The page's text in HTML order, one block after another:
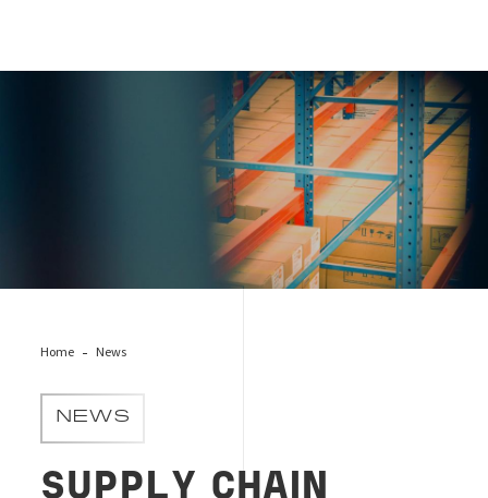
Home News
NEWS
SUPPLY CHAIN